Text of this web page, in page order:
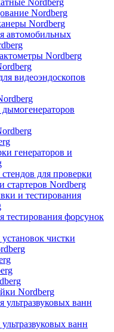
Nordberg
Nordberg
автомобильных
Nordberg
видеоэндоскопов
дымогенераторов
генераторов и
для проверки
стартеров Nordberg
и тестирования
тестирования форсунок
чистки
Nordberg
ультразвуковых ванн
ванн